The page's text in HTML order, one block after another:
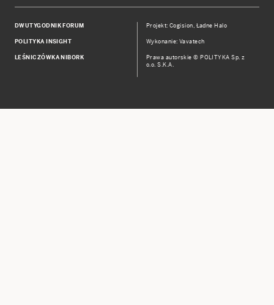
DWUTYGODNIK FORUM
POLITYKA INSIGHT
LEŚNICZÓWKA NIBORK
Projekt:Cogision, Ładne Halo
Wykonanie: Vavatech
Prawa autorskie © POLITYKA Sp. z
o.o. S.K.A.